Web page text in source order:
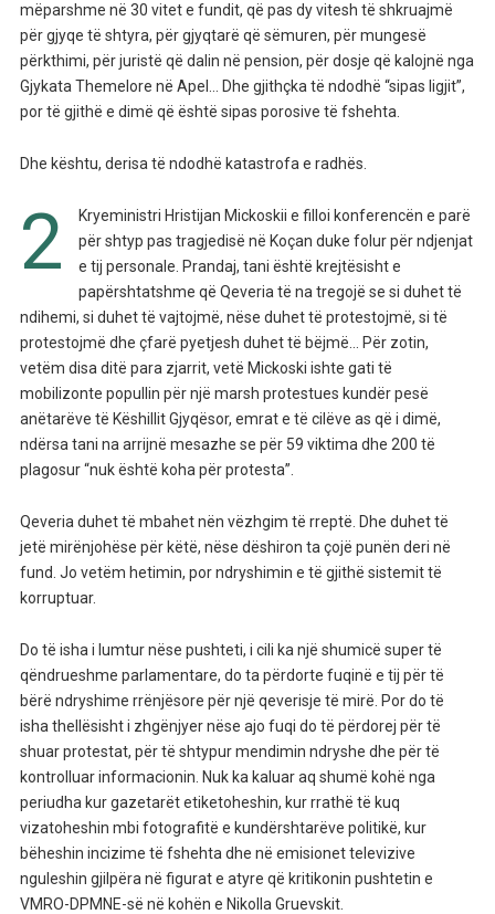
mëparshme në 30 vitet e fundit, që pas dy vitesh të shkruajmë
për gjyqe të shtyra, për gjyqtarë që sëmuren, për mungesë
përkthimi, për juristë që dalin në pension, për dosje që kalojnë nga
Gjykata Themelore në Apel… Dhe gjithçka të ndodhë “sipas ligjit”,
por të gjithë e dimë që është sipas porosive të fshehta.
Dhe kështu, derisa të ndodhë katastrofa e radhës.
2
Kryeministri Hristijan Mickoskii e filloi konferencën e parë
për shtyp pas tragjedisë në Koçan duke folur për ndjenjat
e tij personale. Prandaj, tani është krejtësisht e
papërshtatshme që Qeveria të na tregojë se si duhet të
ndihemi, si duhet të vajtojmë, nëse duhet të protestojmë, si të
protestojmë dhe çfarë pyetjesh duhet të bëjmë… Për zotin,
vetëm disa ditë para zjarrit, vetë Mickoski ishte gati të
mobilizonte popullin për një marsh protestues kundër pesë
anëtarëve të Këshillit Gjyqësor, emrat e të cilëve as që i dimë,
ndërsa tani na arrijnë mesazhe se për 59 viktima dhe 200 të
plagosur “nuk është koha për protesta”.
Qeveria duhet të mbahet nën vëzhgim të rreptë. Dhe duhet të
jetë mirënjohëse për këtë, nëse dëshiron ta çojë punën deri në
fund. Jo vetëm hetimin, por ndryshimin e të gjithë sistemit të
korruptuar.
Do të isha i lumtur nëse pushteti, i cili ka një shumicë super të
qëndrueshme parlamentare, do ta përdorte fuqinë e tij për të
bërë ndryshime rrënjësore për një qeverisje të mirë. Por do të
isha thellësisht i zhgënjyer nëse ajo fuqi do të përdorej për të
shuar protestat, për të shtypur mendimin ndryshe dhe për të
kontrolluar informacionin. Nuk ka kaluar aq shumë kohë nga
periudha kur gazetarët etiketoheshin, kur rrathë të kuq
vizatoheshin mbi fotografitë e kundërshtarëve politikë, kur
bëheshin incizime të fshehta dhe në emisionet televizive
nguleshin gjilpëra në figurat e atyre që kritikonin pushtetin e
VMRO-DPMNE-së në kohën e Nikolla Gruevskit.